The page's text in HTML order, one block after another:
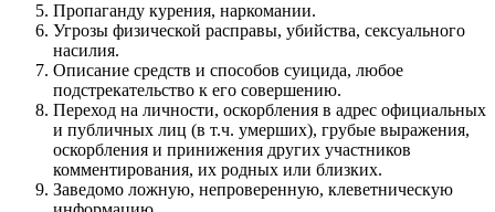
Пропаганду курения, наркомании.
Угрозы физической расправы, убийства, сексуального
насилия.
Описание средств и способов суицида, любое
подстрекательство к его совершению.
Переход на личности, оскорбления в адрес официальных
и публичных лиц (в т.ч. умерших), грубые выражения,
оскорбления и принижения других участников
комментирования, их родных или близких.
Заведомо ложную, непроверенную, клеветническую